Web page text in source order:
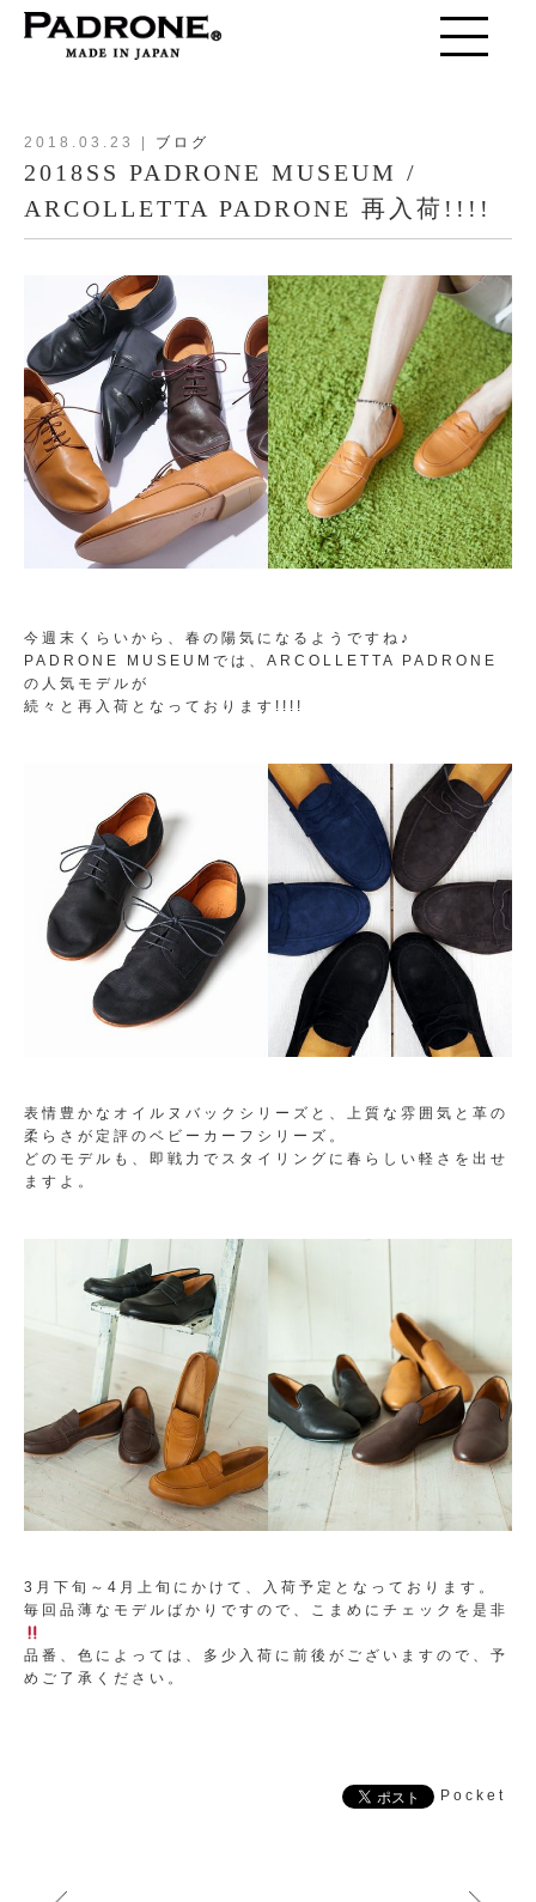
toggle
navigation
2018.03.23 ブログ
2018SS PADRONE MUSEUM /
ARCOLLETTA PADRONE 再入荷!!!!
今週末くらいから、春の陽気になるようですね♪
PADRONE MUSEUMでは、ARCOLLETTA PADRONE
の人気モデルが
続々と再入荷となっております!!!!
表情豊かなオイルヌバックシリーズと、上質な雰囲気と革の
柔らさが定評のベビーカーフシリーズ。
どのモデルも、即戦力でスタイリングに春らしい軽さを出せ
ますよ。
3月下旬～4月上旬にかけて、入荷予定となっております。
毎回品薄なモデルばかりですので、こまめにチェックを是非
品番、色によっては、多少入荷に前後がございますので、予
めご了承ください。
Pocket